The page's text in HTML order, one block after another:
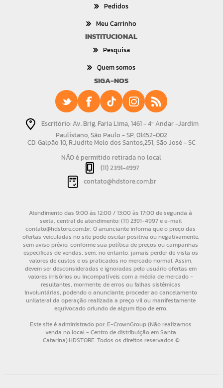
Pedidos
Meu Carrinho
INSTITUCIONAL
Pesquisa
Quem somos
SIGA-NOS
Escritório: Av. Brig. Faria Lima, 1461 - 4º Andar -Jardim
Paulistano, São Paulo - SP, 01452-002
CD: Galpão 10, R.Judite Melo dos Santos,251, São José - SC
NÃO é permitido retirada no local
(11) 2391-4997
contato@hdstore.com.br